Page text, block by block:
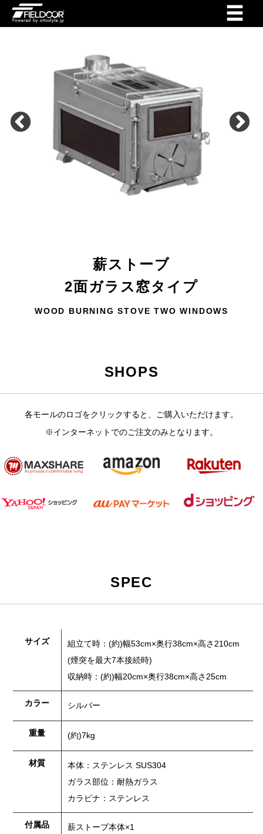
薪ストーブ
2面ガラス窓タイプ
WOOD BURNING STOVE TWO WINDOWS
SHOPS
各モールのロゴをクリックすると、ご購入いただけます。
※インターネットでのご注文のみとなります。
SPEC
サイズ
組立て時：(約)幅53cm×奥行38cm×高さ210cm
(煙突を最大7本接続時)
収納時：(約)幅20cm×奥行38cm×高さ25cm
カラー シルバー
重量 (約)7kg
材質
本体：ステンレス SUS304
ガラス部位：耐熱ガラス
カラビナ：ステンレス
付属品
薪ストーブ本体×1